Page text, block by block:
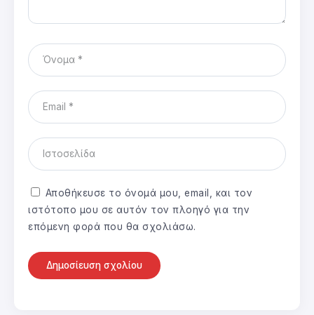
Αποθήκευσε το όνομά μου, email, και τον
ιστότοπο μου σε αυτόν τον πλοηγό για την
επόμενη φορά που θα σχολιάσω.